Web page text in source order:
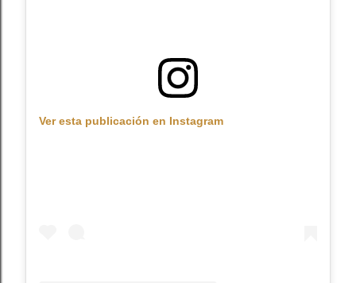
Ver esta publicación en Instagram